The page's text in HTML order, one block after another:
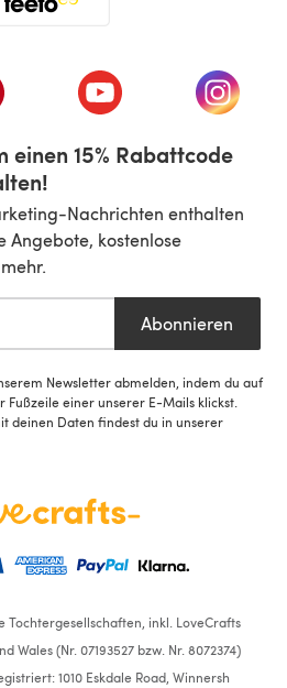
neuen Tab)
sich in einem neuen Tab)
(öffnet sich in einem
(öffnet
einen 15% Rabattcode
Nachrichten enthalten
Angebote, kostenlose
Abonnieren
Newsletter abmelden, indem du auf
einer unserer E-Mails klickst.
deinen Daten findest du in unserer
Tochtergesellschaften, inkl. LoveCrafts
Wales (Nr. 07193527 bzw. Nr. 8072374)
1010 Eskdale Road, Winnersh